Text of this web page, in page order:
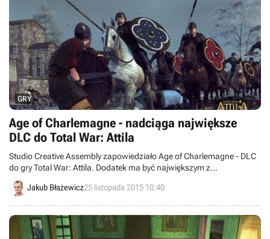
GRY
Age of Charlemagne - nadciąga największe
DLC do Total War: Attila
Studio Creative Assembly zapowiedziało Age of Charlemagne - DLC
do gry Total War: Attila. Dodatek ma być największym z
dotychczasowym i wprowadzi sporo zawartości oraz istotne zmiany
w mechanizmach rozgrywki.
Jakub Błażewicz25 listopada 2015 10:40